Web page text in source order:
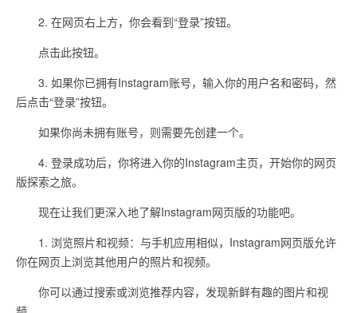
2. 在网页右上方，你会看到“登录”按钮。
点击此按钮。
3. 如果你已拥有Instagram账号，输入你的用户名和密码，然
后点击“登录”按钮。
如果你尚未拥有账号，则需要先创建一个。
4. 登录成功后，你将进入你的Instagram主页，开始你的网页
版探索之旅。
现在让我们更深入地了解Instagram网页版的功能吧。
1. 浏览照片和视频：与手机应用相似，Instagram网页版允许
你在网页上浏览其他用户的照片和视频。
你可以通过搜索或浏览推荐内容，发现新鲜有趣的图片和视